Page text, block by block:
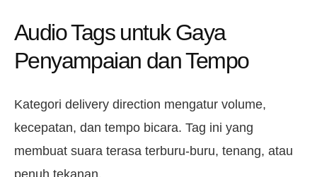
Audio Tags untuk Gaya
Penyampaian dan Tempo
Kategori delivery direction mengatur volume,
kecepatan, dan tempo bicara. Tag ini yang
membuat suara terasa terburu-buru, tenang, atau